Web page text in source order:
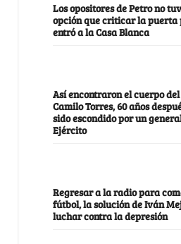
Los opositores de Petro no
opción que criticar la puerta
entró a la Casa Blanca
Así encontraron el cuerpo
Camilo Torres, 60 años
sido escondido por un
Ejército
Regresar a la radio para
fútbol, la solución de Iván
luchar contra la depresión